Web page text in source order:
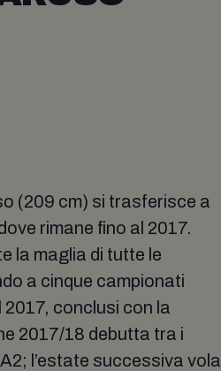
(209 cm) si trasferisce a
rimane fino al 2017.
la maglia di tutte le
a cinque campionati
2017, conclusi con la
2017/18 debutta tra i
l’estate successiva vola